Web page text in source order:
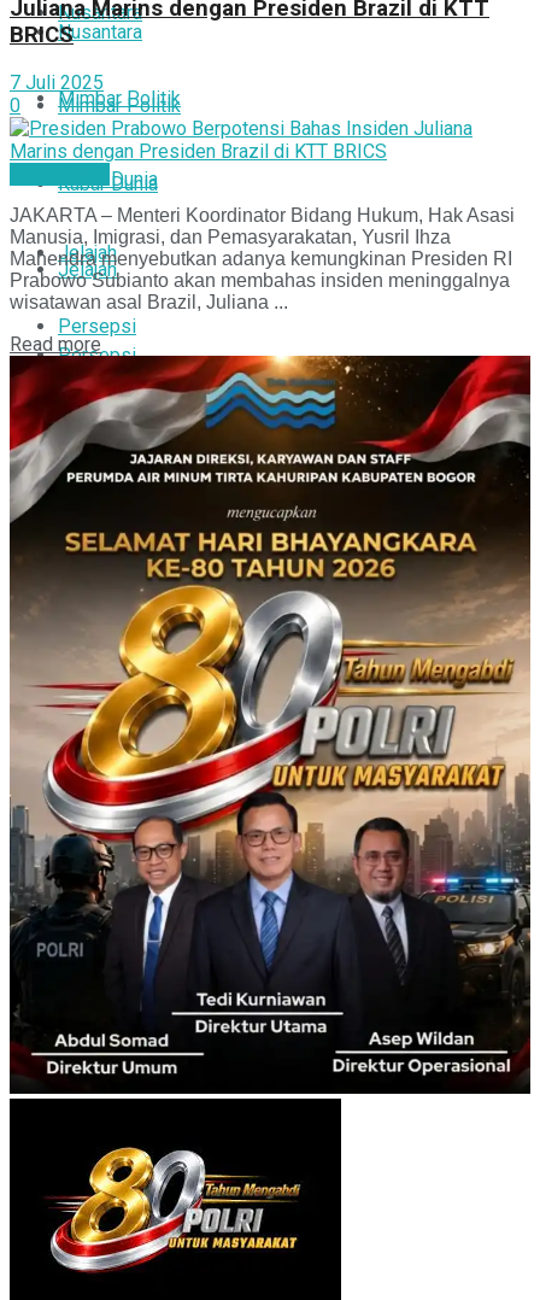
Nusantara
Mimbar Politik
Kabar Dunia
Jelajah
Persepsi
Bogor Pisan
Info Pak Kades
Info Pak Lurah
No Result
View All Result
Nusantara
Mimbar Politik
Kabar Dunia
Jelajah
Persepsi
Bogor Pisan
Info Pak Kades
Info Pak Lurah
No Result
View All Result
Juliana Marins dengan Presiden Brazil di KTT
BRICS
7 Juli 2025
0
JAKARTA – Menteri Koordinator Bidang Hukum, Hak Asasi
Manusia, Imigrasi, dan Pemasyarakatan, Yusril Ihza
Mahendra menyebutkan adanya kemungkinan Presiden RI
Prabowo Subianto akan membahas insiden meninggalnya
wisatawan asal Brazil, Juliana ...
Read more